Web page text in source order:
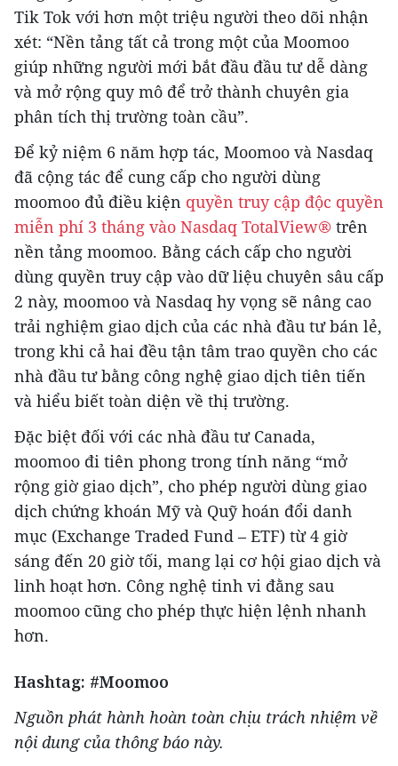
Tik Tok với hơn một triệu người theo dõi nhận
xét: “Nền tảng tất cả trong một của Moomoo
giúp những người mới bắt đầu đầu tư dễ dàng
và mở rộng quy mô để trở thành chuyên gia
phân tích thị trường toàn cầu”.
Để kỷ niệm 6 năm hợp tác, Moomoo và Nasdaq
đã cộng tác để cung cấp cho người dùng
moomoo đủ điều kiện quyền truy cập độc quyền
miễn phí 3 tháng vào Nasdaq TotalView® trên
nền tảng moomoo. Bằng cách cấp cho người
dùng quyền truy cập vào dữ liệu chuyên sâu cấp
2 này, moomoo và Nasdaq hy vọng sẽ nâng cao
trải nghiệm giao dịch của các nhà đầu tư bán lẻ,
trong khi cả hai đều tận tâm trao quyền cho các
nhà đầu tư bằng công nghệ giao dịch tiên tiến
và hiểu biết toàn diện về thị trường.
Đặc biệt đối với các nhà đầu tư Canada,
moomoo đi tiên phong trong tính năng “mở
rộng giờ giao dịch”, cho phép người dùng giao
dịch chứng khoán Mỹ và Quỹ hoán đổi danh
mục (Exchange Traded Fund – ETF) từ 4 giờ
sáng đến 20 giờ tối, mang lại cơ hội giao dịch và
linh hoạt hơn. Công nghệ tinh vi đằng sau
moomoo cũng cho phép thực hiện lệnh nhanh
hơn.
Hashtag: #Moomoo
Nguồn phát hành hoàn toàn chịu trách nhiệm về
nội dung của thông báo này.